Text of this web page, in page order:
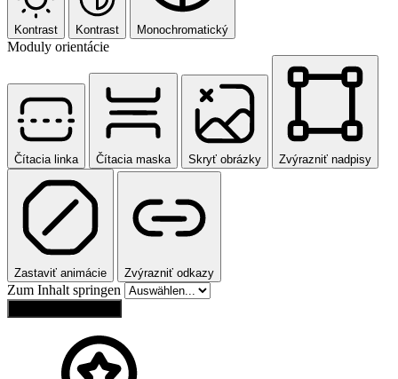
Kontrast Kontrast Monochromatický
Moduly orientácie
Čítacia linka Čítacia maska Skryť obrázky Zvýrazniť nadpisy
Zastaviť animácie Zvýrazniť odkazy
Zum Inhalt springen